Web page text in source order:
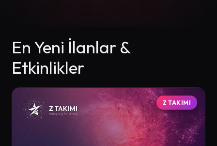
En Yeni İlanlar &
Etkinlikler
Z TAKIMI